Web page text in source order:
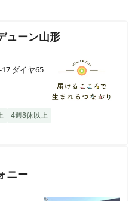
川
津
グス 本社
上テプコビル 7階
ンコールなし◎月給43.7万
ューン山形
ダイヤ65
4週8休以上
ニー